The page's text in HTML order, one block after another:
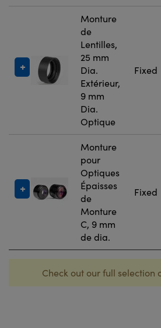
Monture
de
Lentilles,
25 mm
Dia.
Extérieur,
9 mm
Dia.
Optique
Fixed
Monture
pour
Optiques
Épaisses
de
Monture
C, 9 mm
de dia.
Fixed
Check out our full selection